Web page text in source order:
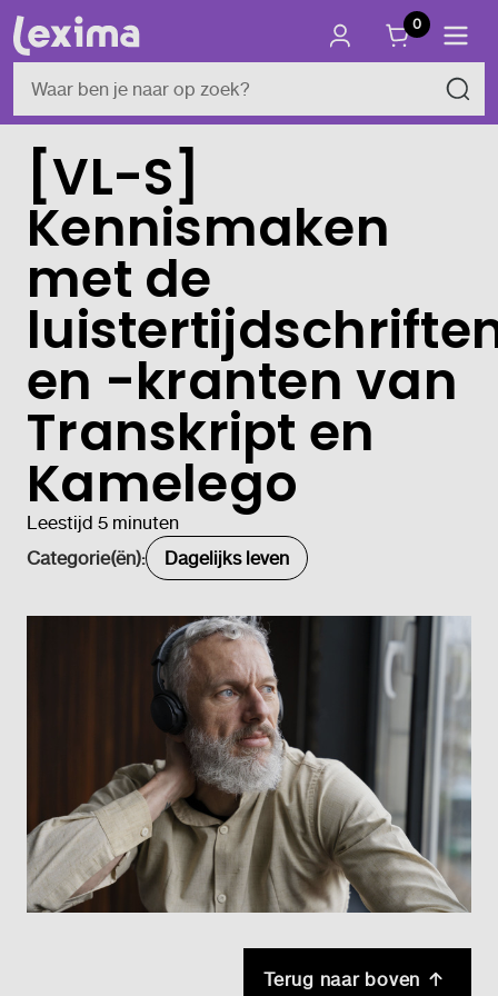
0
[VL-S]
Kennismaken
met de
en -kranten van
Transkript en
Kamelego
Leestijd 5 minuten
Categorie(ën):
Dagelijks leven
Terug naar boven